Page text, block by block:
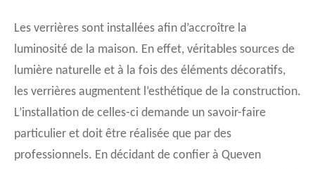
Les verrières sont installées afin d’accroître la
luminosité de la maison. En effet, véritables sources de
lumière naturelle et à la fois des éléments décoratifs,
les verrières augmentent l’esthétique de la construction.
L’installation de celles-ci demande un savoir-faire
particulier et doit être réalisée que par des
professionnels. En décidant de confier à Queven